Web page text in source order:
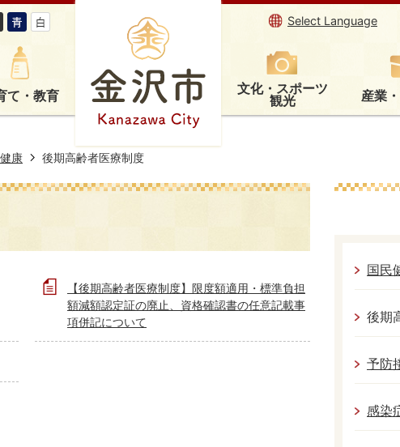
Select Language
て・教育 文化・スポーツ
観光 産業
康 後期高齢者医療制度
【後期高齢者医療制度】限度額適用・標準負担
額減額認定証の廃止、資格確認書の任意記載事
項併記について
国民
後期
予防
感染